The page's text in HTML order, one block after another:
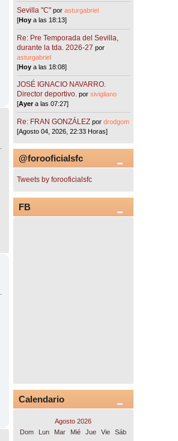
Sevilla "C"porasturgabriel
[Hoy a las 18:13]
Re: Pre Temporada del Sevilla,
durante la tda. 2026-27 por
asturgabriel
[Hoy a las 18:08]
JOSÉ IGNACIO NAVARRO.
Director deportivo. porsivigliano
[Ayera las 07:27]
Re: FRAN GONZÁLEZ pordrodgom
[Agosto 04, 2026, 22:33 Horas]
@forooficialsfc
Tweets by forooficialsfc
FB
Calendario
Agosto 2026
Dom
Lun Mar Mié Jue Vie
Sáb